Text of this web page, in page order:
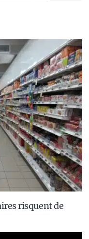
risquent de